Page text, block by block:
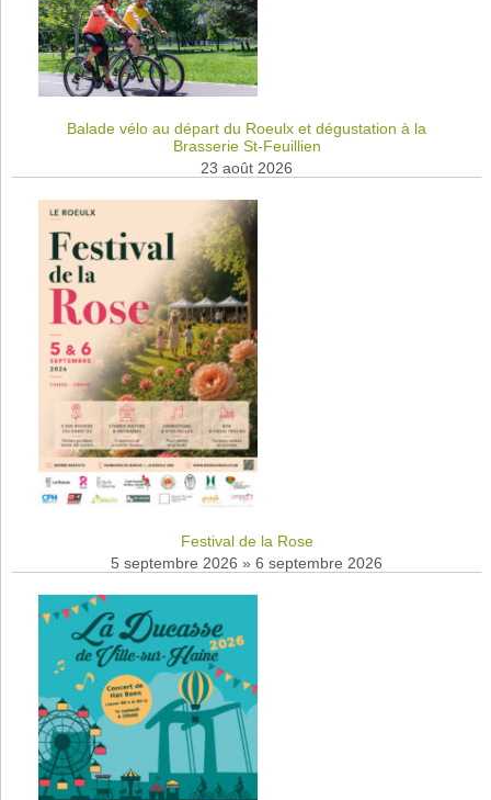
Balade vélo au départ du Roeulx et dégustation à la
Brasserie St-Feuillien
23 août 2026
Festival de la Rose
5 septembre 2026 » 6 septembre 2026